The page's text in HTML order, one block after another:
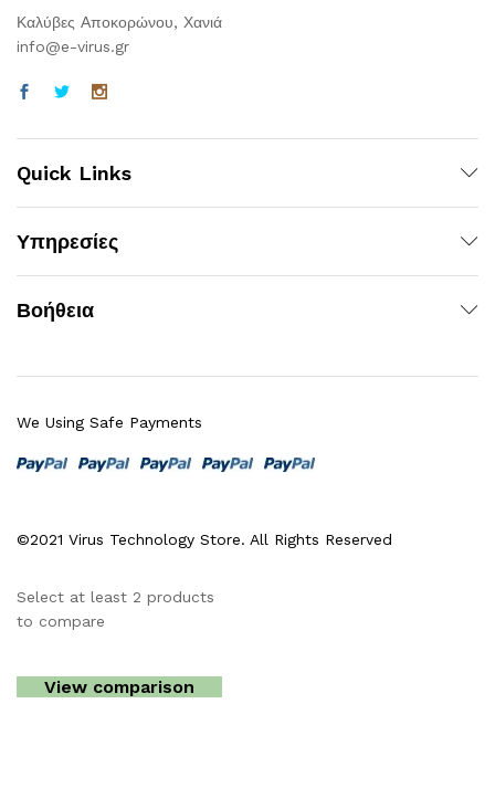
Καλύβες Αποκορώνου, Χανιά
info@e-virus.gr
Quick Links
Υπηρεσίες
Βοήθεια
©2021 Virus Technology Store. All Rights Reserved
We Using Safe Payments
Select at least 2 products
to compare
View comparison